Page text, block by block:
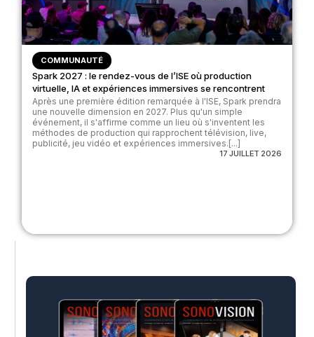
COMMUNAUTÉ
Spark 2027 : le rendez-vous de l’ISE où production
virtuelle, IA et expériences immersives se rencontrent
Après une première édition remarquée à l'ISE, Spark prendra
une nouvelle dimension en 2027. Plus qu'un simple
événement, il s'affirme comme un lieu où s'inventent les
méthodes de production qui rapprochent télévision, live,
publicité, jeu vidéo et expériences immersives.[...]
17 JUILLET 2026